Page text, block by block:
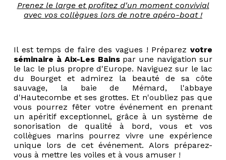
Prenez le large et profitez d'un moment convivial
avec vos collègues lors de notre apéro-boat !
Il est temps de faire des vagues ! Préparez votre
séminaire à Aix-Les Bainspar une navigation sur
le lac le plus propre d'Europe. Naviguez sur le lac
du Bourget et admirez la beauté de sa côte
sauvage, la baie de Mémard, l'abbaye
d'Hautecombe et ses grottes. Et n'oubliez pas que
vous pourrez fêter votre événement en prenant
un apéritif exceptionnel, grâce à un système de
sonorisation de qualité à bord, vous et vos
collègues marins pourrez vivre une expérience
unique lors de cet événement. Alors préparez-
vous à mettre les voiles et à vous amuser !